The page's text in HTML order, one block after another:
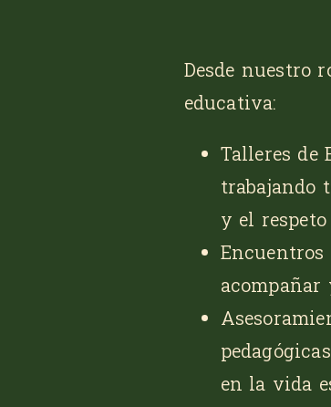
Desde nuestro
educativa:
Talleres de
trabajando
y el
en la vida